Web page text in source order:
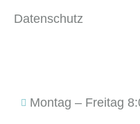
Datenschutz
Montag – Freitag